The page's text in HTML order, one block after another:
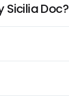
Sicilia Doc?